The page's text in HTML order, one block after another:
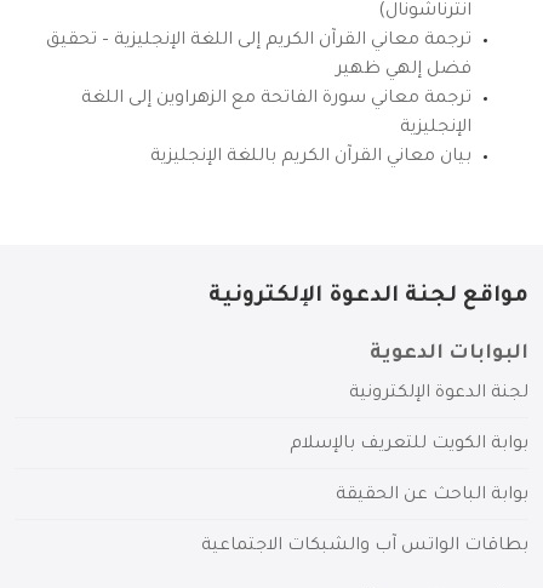
انترناشونال)
ترجمة معاني القرآن الكريم إلى اللغة الإنجليزية – تحقيق
فضل إلهي ظهير
ترجمة معاني سورة الفاتحة مع الزهراوين إلى اللغة
الإنجليزية
بيان معاني القرآن الكريم باللغة الإنجليزية
مواقع لجنة الدعوة الإلكترونية
البوابات الدعوية
لجنة الدعوة الإلكترونية
بوابة الكويت للتعريف بالإسلام
بوابة الباحث عن الحقيقة
بطاقات الواتس آب والشبكات الاجتماعية